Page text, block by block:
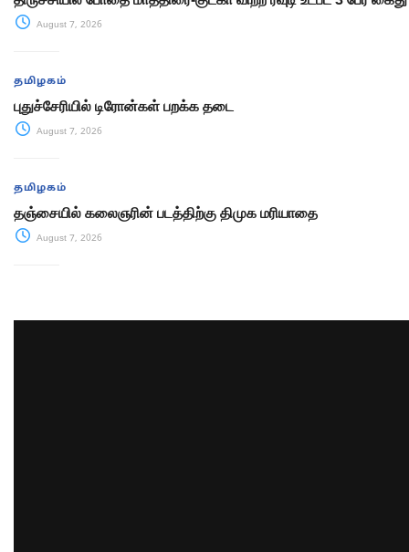
August 7, 2026
தமிழகம்
புதுச்சேரியில் டிரோன்கள் பறக்க தடை
August 7, 2026
தமிழகம்
தஞ்சையில் கலைஞரின் படத்திற்கு திமுக மரியாதை
August 7, 2026